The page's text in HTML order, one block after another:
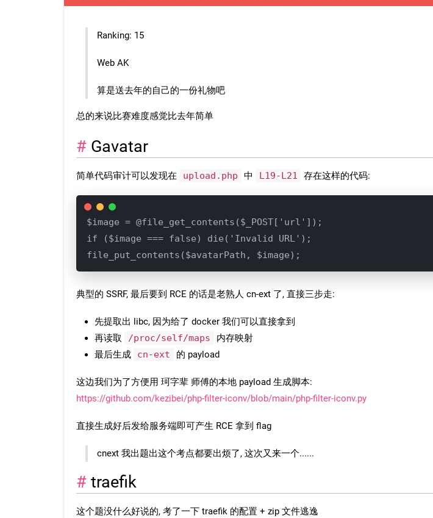
Ranking: 15
Web AK
算是送去年的自己的一份礼物吧
总的来说比赛难度感觉比去年简单
Gavatar
简单代码审计可以发现在 upload.php 中 L19-L21 存在这样的代码:
$image = @file_get_contents($_POST['url']);
if ($image === false) die('Invalid URL');
file_put_contents($avatarPath, $image);
典型的 SSRF, 最后要到 RCE 的话是老熟人 cn-ext 了, 直接三步走:
先提取出 libc, 因为给了 docker 我们可以直接拿到
再读取
/proc/self/maps
内存映射
最后生成
cn-ext 的 payload
这边我们为了方便用 珂字辈 师傅的本地 payload 生成脚本:
https://github.com/kezibei/php-filter-iconv/blob/main/php-filter-iconv.py
直接生成好后发给服务端即可产生 RCE 拿到 flag
cnext 我出题出这个考点都要出烦了, 这次又来一个......
traefik
这个题没什么好说的, 考了一下 traefik 的配置 + zip 文件逃逸